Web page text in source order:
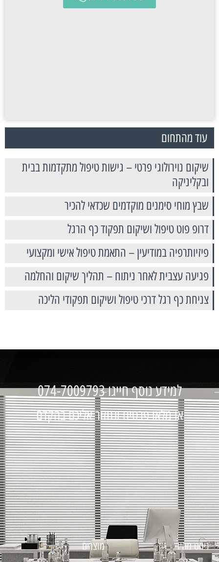
עוד מהתחום
שיקום נוירולוגי פרטי – גישות טיפול מתקדמות בבית
ובקליניקה
שבץ מוחי סימנים מוקדמים שכדאי להכיר
דרופ פוט טיפול ושיקום תפקוד כף הרגל
פיזיותרפיה במודיעין – התאמת טיפול אישי ומקצועי
פגיעה עצבית לאחר ניתוח – תהליך שיקום והחלמה
צניחת כף רגל דרכי טיפול ושיקום תפקודי הליכה
למידע נוסף חייגו 074-7009793
או מלאו פרטים ונחזור אליכם בהקדם
ניווט מהיר מוצרים